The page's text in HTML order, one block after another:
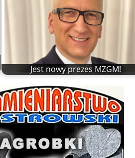
Jest nowy prezes MZGM!